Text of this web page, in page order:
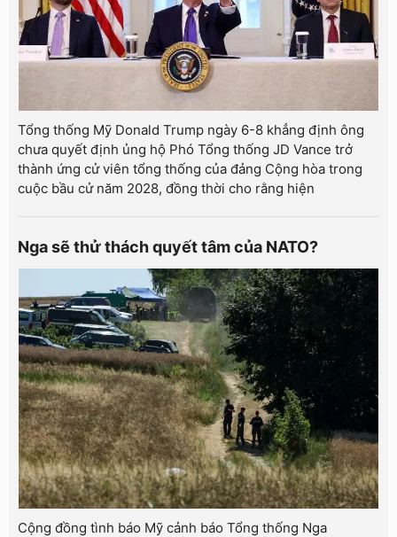
Tổng thống Mỹ Donald Trump ngày 6-8 khẳng định ông
chưa quyết định ủng hộ Phó Tổng thống JD Vance trở
thành ứng cử viên tổng thống của đảng Cộng hòa trong
cuộc bầu cử năm 2028, đồng thời cho rằng hiện
Nga sẽ thử thách quyết tâm của NATO?
Cộng đồng tình báo Mỹ cảnh báo Tổng thống Nga